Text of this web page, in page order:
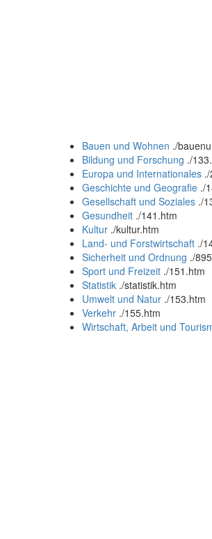
Bauen und Wohnen ./
Bildung und Forschung ./
Europa und Internationales .
Geschichte und Geografie ./
Gesellschaft und Soziales ./
Gesundheit ./141.htm
Kultur ./kultur.htm
Land- und Forstwirtschaft ./
Sicherheit und Ordnung ./
Sport und Freizeit ./151.htm
Statistik ./statistik.htm
Umwelt und Natur ./153.htm
Verkehr ./155.htm
Wirtschaft, Arbeit und